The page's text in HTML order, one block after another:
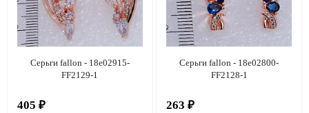
Серьги fallon - 18e02915-
FF2129-1
405 ₽
Серьги fallon - 18e02800-
FF2128-1
263 ₽